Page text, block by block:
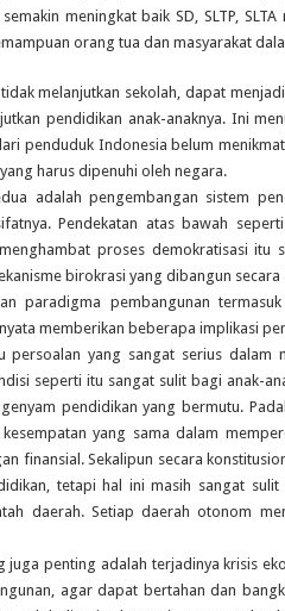
meningkat baik SD, SLTP,
orang tua dan masyarakat
melanjutkan sekolah, dapat
pendidikan anak-anaknya. Ini
penduduk Indonesia belum
harus dipenuhi oleh negara.
adalah pengembangan sistem
Pendekatan atas bawah
proses demokratisasi itu
birokrasi yang dibangun secara
paradigma pembangunan
memberikan beberapa implikasi
persoalan yang sangat serius dalam
seperti itu sangat sulit bagi anak-
pendidikan yang bermutu.
yang sama dalam
finansial. Sekalipun secara
tetapi hal ini masih sangat
daerah. Setiap daerah otonom
juga penting adalah terjadinya krisis
agar dapat bertahan dan